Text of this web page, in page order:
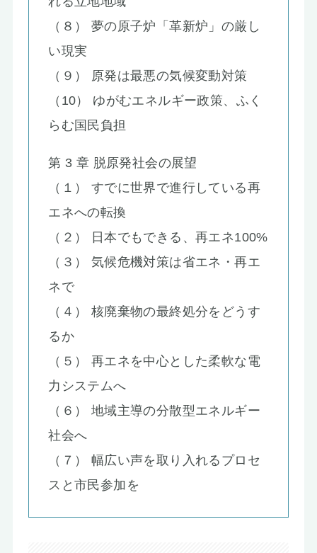
（８） 夢の原子炉「革新炉」の厳し
い現実
（９） 原発は最悪の気候変動対策
（10） ゆがむエネルギー政策、ふく
らむ国民負担
第 3 章 脱原発社会の展望
（１） すでに世界で進行している再
エネへの転換
（２） 日本でもできる、再エネ100%
（３） 気候危機対策は省エネ・再エ
ネで
（４） 核廃棄物の最終処分をどうす
るか
（５） 再エネを中心とした柔軟な電
力システムへ
（６） 地域主導の分散型エネルギー
社会へ
（７） 幅広い声を取り入れるプロセ
スと市民参加を